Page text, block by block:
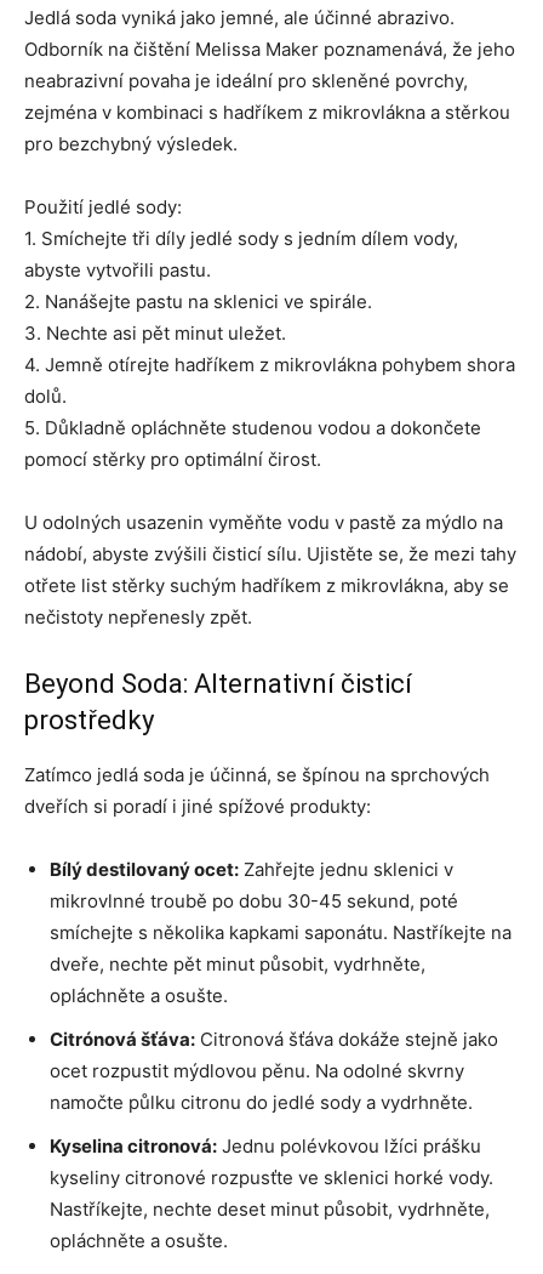
Jedlá soda vyniká jako jemné, ale účinné abrazivo.
Odborník na čištění Melissa Maker poznamenává, že jeho
neabrazivní povaha je ideální pro skleněné povrchy,
zejména v kombinaci s hadříkem z mikrovlákna a stěrkou
pro bezchybný výsledek.
Použití jedlé sody:
1. Smíchejte tři díly jedlé sody s jedním dílem vody,
abyste vytvořili pastu.
2. Nanášejte pastu na sklenici ve spirále.
3. Nechte asi pět minut uležet.
4. Jemně otírejte hadříkem z mikrovlákna pohybem shora
dolů.
5. Důkladně opláchněte studenou vodou a dokončete
pomocí stěrky pro optimální čirost.
U odolných usazenin vyměňte vodu v pastě za mýdlo na
nádobí, abyste zvýšili čisticí sílu. Ujistěte se, že mezi tahy
otřete list stěrky suchým hadříkem z mikrovlákna, aby se
nečistoty nepřenesly zpět.
Beyond Soda: Alternativní čisticí
prostředky
Zatímco jedlá soda je účinná, se špínou na sprchových
dveřích si poradí i jiné spížové produkty:
Bílý destilovaný ocet: Zahřejte jednu sklenici v
mikrovlnné troubě po dobu 30-45 sekund, poté
smíchejte s několika kapkami saponátu. Nastříkejte na
dveře, nechte pět minut působit, vydrhněte,
opláchněte a osušte.
Citrónová šťáva: Citronová šťáva dokáže stejně jako
ocet rozpustit mýdlovou pěnu. Na odolné skvrny
namočte půlku citronu do jedlé sody a vydrhněte.
Kyselina citronová: Jednu polévkovou lžíci prášku
kyseliny citronové rozpusťte ve sklenici horké vody.
Nastříkejte, nechte deset minut působit, vydrhněte,
opláchněte a osušte.